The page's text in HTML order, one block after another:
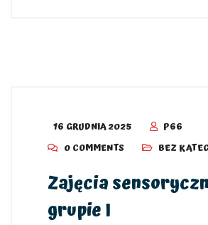
16 GRUDNIA 2025
P66
0 COMMENTS
BEZ
Zajęcia
grupie I